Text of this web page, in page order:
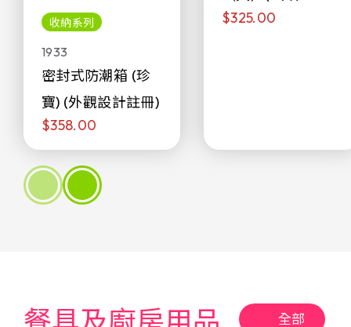
收納系列
1933
密封式防潮箱 (珍
寶) (外觀設計註冊)
$358.00
侖)
$325.00
全部